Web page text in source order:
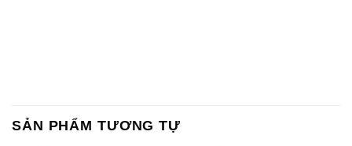
SẢN PHẨM TƯƠNG TỰ